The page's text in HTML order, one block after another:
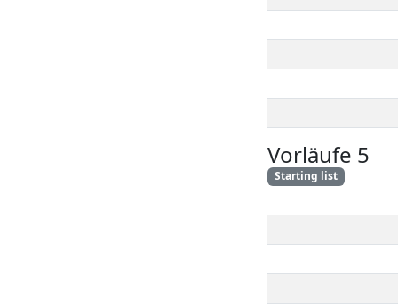
Vorläufe 5
Starting list